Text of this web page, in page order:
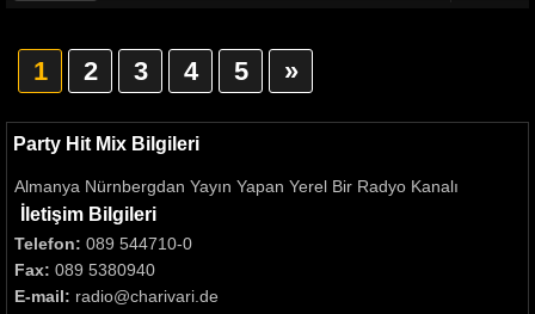
1 2 3 4 5 »
Party Hit Mix Bilgileri
Almanya Nürnbergdan Yayın Yapan Yerel Bir Radyo Kanalı
İletişim Bilgileri
Telefon: 089 544710-0
Fax: 089 5380940
E-mail: radio@charivari.de